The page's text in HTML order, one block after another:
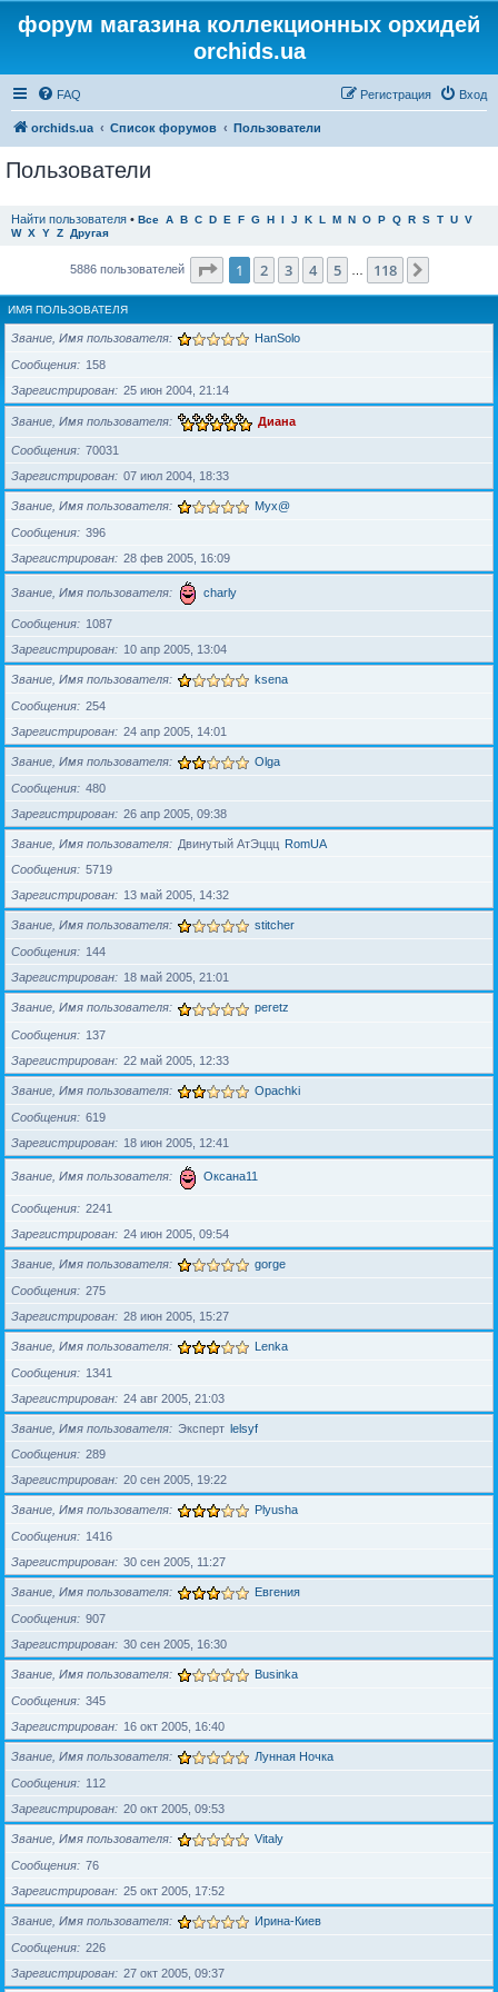
форум магазина коллекционных орхидей
orchids.ua
FAQ Вход
Регистрация
orchids.ua Список форумов Пользователи
Пользователи
Найти пользователя • Все A B C D E F G H I J K L M N O P Q R S T U V
W X Y Z Другая
5886 пользователей Страница из 118
1 2 3 4 5 118
ИМЯ ПОЛЬЗОВАТЕЛЯ
Звание, Имя пользователя HanSolo
Сообщения
158
Зарегистрирован
25 июн 2004, 21:14
Звание, Имя пользователя Диана
Сообщения
70031
Зарегистрирован
07 июл 2004, 18:33
Звание, Имя пользователя Myx@
Сообщения
396
Зарегистрирован
28 фев 2005, 16:09
Звание, Имя пользователя charly
Сообщения
1087
Зарегистрирован
10 апр 2005, 13:04
Звание, Имя пользователя ksena
Сообщения
254
Зарегистрирован
24 апр 2005, 14:01
Звание, Имя пользователя Olga
Сообщения
480
Зарегистрирован
26 апр 2005, 09:38
Звание, Имя пользователя Двинутый АтЭццц RomUA
Сообщения
5719
Зарегистрирован
13 май 2005, 14:32
Звание, Имя пользователя stitcher
Сообщения
144
Зарегистрирован
18 май 2005, 21:01
Звание, Имя пользователя peretz
Сообщения
137
Зарегистрирован
22 май 2005, 12:33
Звание, Имя пользователя Opachki
Сообщения
619
Зарегистрирован
18 июн 2005, 12:41
Звание, Имя пользователя Оксана11
Сообщения
2241
Зарегистрирован
24 июн 2005, 09:54
Звание, Имя пользователя gorge
Сообщения
275
Зарегистрирован
28 июн 2005, 15:27
Звание, Имя пользователя Lenka
Сообщения
1341
Зарегистрирован
24 авг 2005, 21:03
Звание, Имя пользователя Эксперт lelsyf
Сообщения
289
Зарегистрирован
20 сен 2005, 19:22
Звание, Имя пользователя Plyusha
Сообщения
1416
Зарегистрирован
30 сен 2005, 11:27
Звание, Имя пользователя Евгения
Сообщения
907
Зарегистрирован
30 сен 2005, 16:30
Звание, Имя пользователя Businka
Сообщения
345
Зарегистрирован
16 окт 2005, 16:40
Звание, Имя пользователя Лунная Ночка
Сообщения
112
Зарегистрирован
20 окт 2005, 09:53
Звание, Имя пользователя Vitaly
Сообщения
76
Зарегистрирован
25 окт 2005, 17:52
Звание, Имя пользователя Ирина-Киев
Сообщения
226
Зарегистрирован
27 окт 2005, 09:37